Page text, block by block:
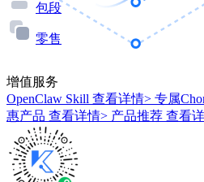
包段
零售
增值服务
OpenClaw Skill 查看详情> 专属
惠产品 查看详情> 产品推荐 查看